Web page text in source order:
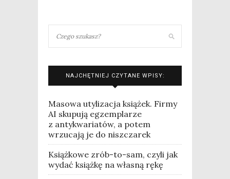
NAJCHĘTNIEJ CZYTANE WPISY:
Masowa utylizacja książek. Firmy
AI skupują egzemplarze
z antykwariatów, a potem
wrzucają je do niszczarek
Książkowe zrób-to-sam, czyli jak
wydać książkę na własną rękę